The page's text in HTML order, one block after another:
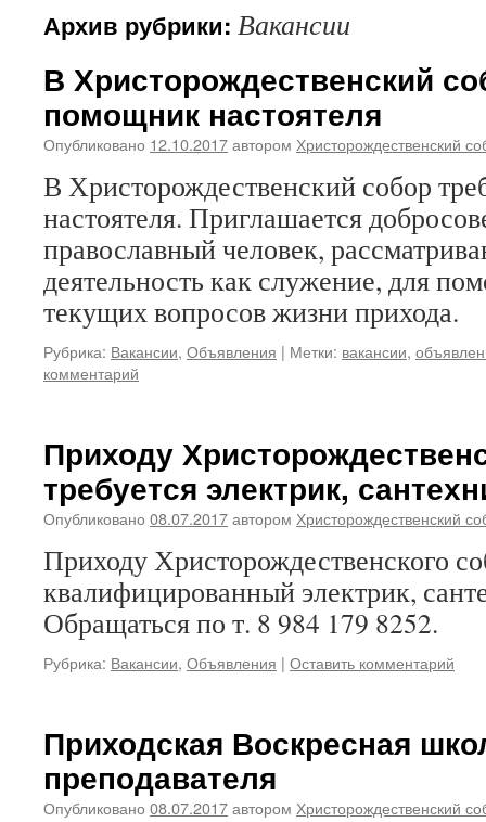
Архив рубрики: Вакансии
В Христорождественский
помощник настоятеля
Опубликовано 12.10.2017автором Христорождественский
В Христорождественский собор
настоятеля. Приглашается
православный человек,
деятельность как служение, для
текущих вопросов жизни прихода.
Рубрика: Вакансии, Объявления | Метки: вакансии,
комментарий
Приходу
требуется электрик,
Опубликовано 08.07.2017автором Христорождественский
Приходу Христорождественского
квалифицированный электрик,
Обращаться по т. 8 984 179 8252.
Рубрика: Вакансии, Объявления | Оставить комментарий
Приходская Воскресная
преподавателя
Опубликовано 08.07.2017автором Христорождественский